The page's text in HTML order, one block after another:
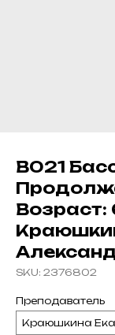
В021
Возраст:
SKU: 2376802
Преподаватель
Краюшкина